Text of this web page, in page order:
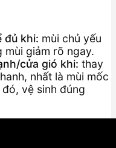
đủ khi: mùi chủ yếu
giảm rõ ngay.
cửa gió khi: thay
nhất là mùi mốc
vệ sinh đúng